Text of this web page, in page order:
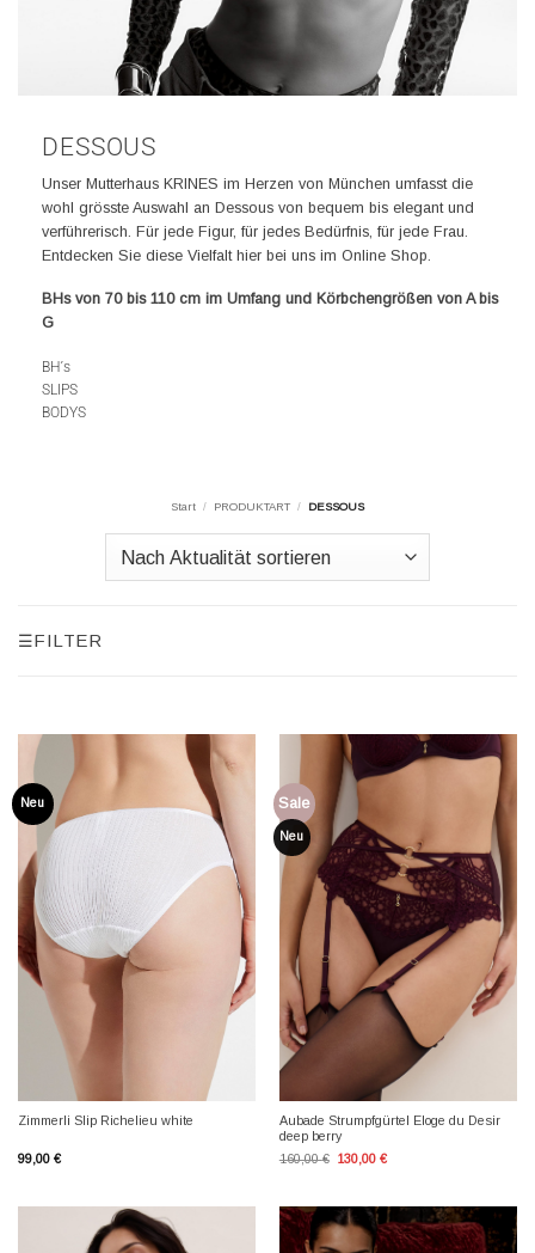
DESSOUS
Unser Mutterhaus KRINES im Herzen von München umfasst die
wohl grösste Auswahl an Dessous von bequem bis elegant und
verführerisch. Für jede Figur, für jedes Bedürfnis, für jede Frau.
Entdecken Sie diese Vielfalt hier bei uns im Online Shop.
BHs von 70 bis 110 cm im Umfang und Körbchengrößen von A bis
G
BH´s
SLIPS
BODYS
Start / PRODUKTART / DESSOUS
☰FILTER
Neu
Zimmerli Slip Richelieu white
99,00 €
Sale
Neu
Aubade Strumpfgürtel Eloge du Desir
deep berry
160,00€
Ursprünglicher
Preis
130,00€Aktueller